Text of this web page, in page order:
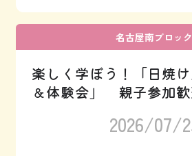
名古屋南ブロック
楽しく学ぼう！「日焼
＆体験会」 親子参加
2026/07/